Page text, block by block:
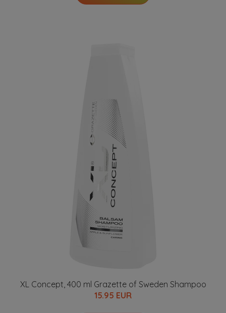
XL Concept, 400 ml Grazette of Sweden Shampoo
15.95 EUR